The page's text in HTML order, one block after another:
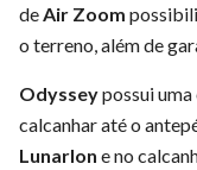
deAir Zoom
o terreno, além de
Odysseypossui
calcanhar até o
Lunarlon e no